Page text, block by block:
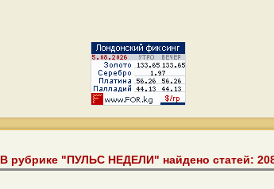
В рубрике "ПУЛЬС НЕДЕЛИ" найдено статей: